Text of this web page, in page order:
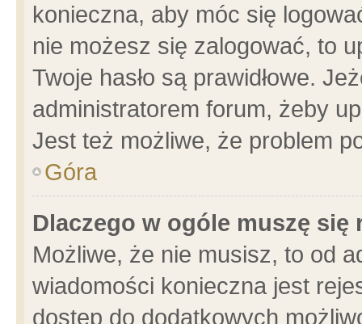
konieczna, aby móc się
nie możesz się zalogować, to
Twoje hasło są prawidłowe.
administratorem forum, żeby
Jest też możliwe, że problem
Góra
Dlaczego w ogóle muszę się
Możliwe, że nie musisz, to od
wiadomości konieczna jest
dostęp do dodatkowych